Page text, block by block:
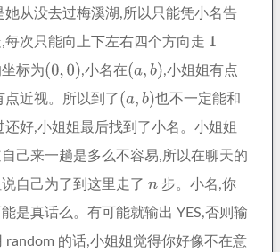
她从没去过梅溪湖,所以只能凭小名告
每次只能向上下左右四个方向走
标为
,小名在
,小姐姐有点
点近视。所以到了
也不一定能和
还好,小姐姐最后找到了小名。小姐姐
己来一趟是多么不容易,所以在聊天的
自己为了到这里走了
步。小名,你
是真话么。有可能就输出 YES,否则输
random 的话,小姐姐觉得你好像不在意